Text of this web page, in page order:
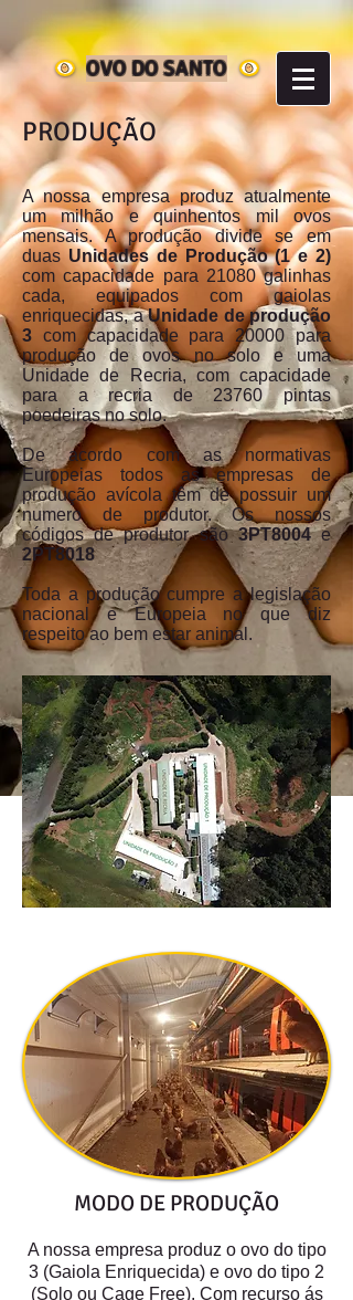
OVO DO SANTO
PRODUÇÃO
A nossa empresa produz atualmente
um milhão e quinhentos mil ovos
mensais. A produção divide se em
duasUnidades de Produção (1 e 2)
com capacidade para 21080 galinhas
cada, equipados com gaiolas
enriquecidas, aUnidade de produção
3 com capacidade para 20000 para
produção de ovos no solo e uma
Unidade de Recria, com capacidade
para a recria de 23760 pintas
poedeiras no solo.
De acordo com as normativas
Europeias todos as empresas de
produção avícola têm de possuir um
numero de produtor. Os nossos
códigos de produtor são3PT8004e
2PT8018
Toda a produção cumpre a legislação
nacional e Europeia no que diz
respeito ao bem estar animal.
MODO DE PRODUÇÃO
A nossa empresa produz o ovo do tipo
3 (Gaiola Enriquecida) e ovo do tipo 2
(Solo ou Cage Free). Com recurso ás